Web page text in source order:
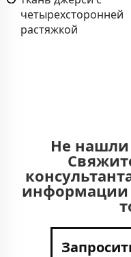
четырехсторонней
растяжкой
Не нашли
информации